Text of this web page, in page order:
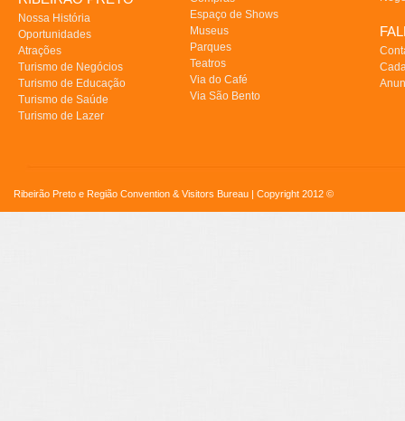
Nossa História
Oportunidades
Atrações
Turismo de Negócios
Turismo de Educação
Turismo de Saúde
Turismo de Lazer
Espaço de Shows
Museus
Parques
Teatros
Via do Café
Via São Bento
Ribeirão Preto e Região Convention & Visitors Bureau | Copyright 2012 ©